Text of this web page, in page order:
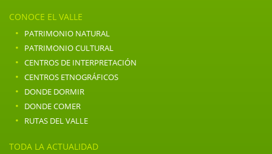
CONOCE EL VALLE
· PATRIMONIO NATURAL
· PATRIMONIO CULTURAL
· CENTROS DE INTERPRETACIÓN
· CENTROS ETNOGRÁFICOS
· DONDE DORMIR
· DONDE COMER
· RUTAS DEL VALLE
TODA LA ACTUALIDAD